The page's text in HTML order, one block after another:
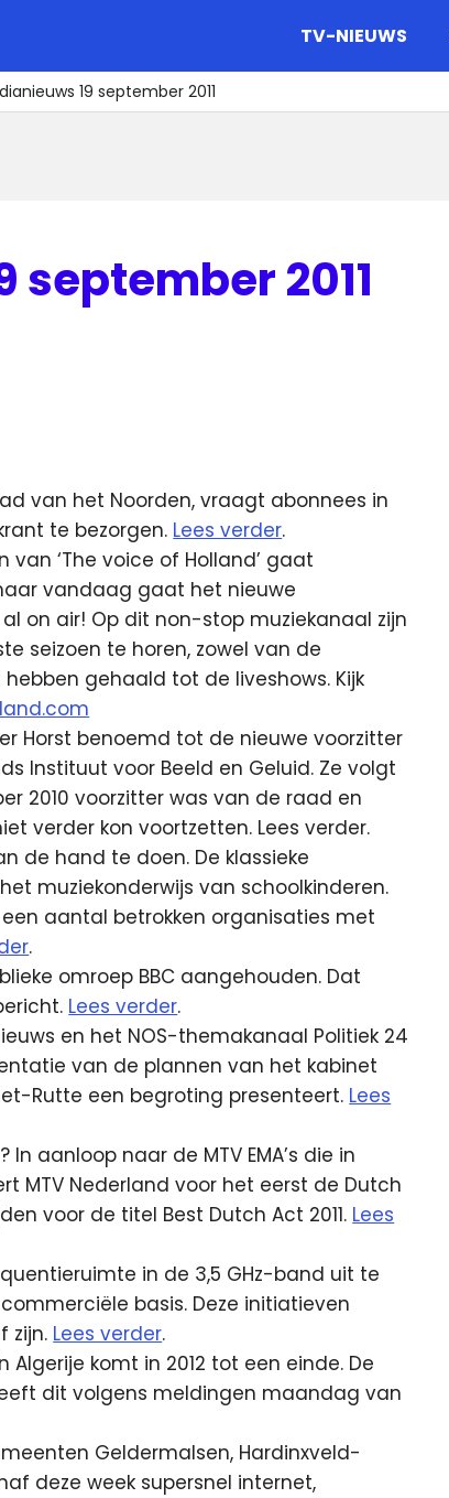
TV-NIEUWS
19 september 2011
september 2011
van het Noorden, vraagt abonnees in
te bezorgen. Lees verder.
‘The voice of Holland’ gaat
vandaag gaat het nieuwe
on air! Op dit non-stop muziekanaal zijn
seizoen te horen, zowel van de
gehaald tot de liveshows. Kijk
Horst benoemd tot de nieuwe voorzitter
Instituut voor Beeld en Geluid. Ze volgt
2010 voorzitter was van de raad en
verder kon voortzetten. Lees verder.
de hand te doen. De klassieke
muziekonderwijs van schoolkinderen.
aantal betrokken organisaties met
.
omroep BBC aangehouden. Dat
Lees verder.
en het NOS-themakanaal Politiek 24
van de plannen van het kabinet
Rutte een begroting presenteert. Lees
aanloop naar de MTV EMA’s die in
MTV Nederland voor het eerst de Dutch
voor de titel Best Dutch Act 2011. Lees
in de 3,5 GHz-band uit te
basis. Deze initiatieven
zijn. Lees verder.
komt in 2012 tot een einde. De
dit volgens meldingen maandag van
Geldermalsen, Hardinxveld-
deze week supersnel internet,